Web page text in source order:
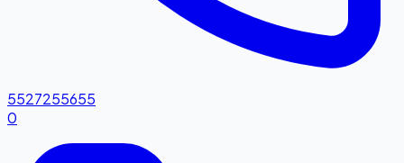
5527255655
0